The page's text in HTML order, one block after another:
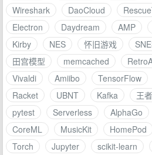
Wireshark
DaoCloud
Electron
Daydream AMP
Kirby
NES 怀旧游戏
田宫模型
memcached
Vivaldi
Amiibo TensorFlow
Racket
UBNT Kafka 王
pytest
Serverless AlphaGo
CoreML
MusicKit HomePod
Torch
Jupyter scikit-learn